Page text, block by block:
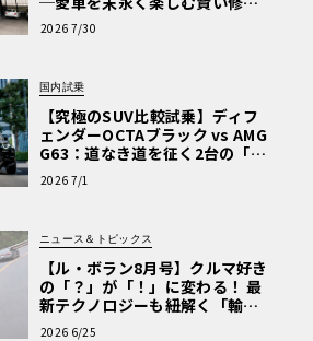
術と、プロがフックス製オイル
を選ぶ理由〈PR〉
2026 7/30
国内試乗
【究極のSUV比較試乗】ディフ
ェンダーOCTAブラック vs AMG
G63：道なき道を征く2台の「対
極的アプローチ」
2026 7/1
ニュース＆トピックス
【ル・ボラン8月号】クルマ好き
の「？」が「！」に変わる！ 最
新テクノロジーも紐解く「輸入
車Q&A」
2026 6/25